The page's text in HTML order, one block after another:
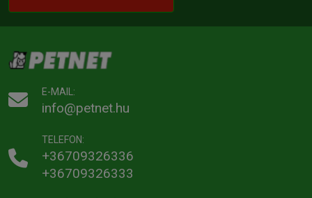
E-MAIL:
info@petnet.hu
TELEFON:
+36709326336
+36709326333